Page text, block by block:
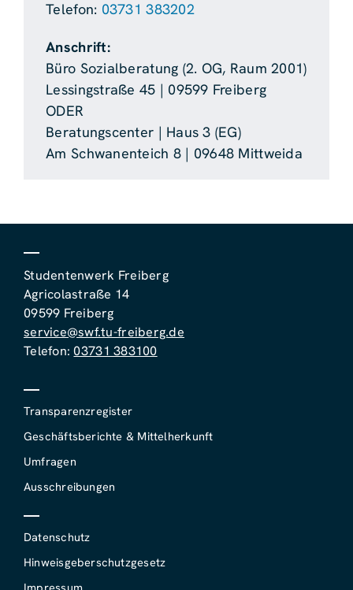
Telefon: 03731 383202
Anschrift:
Büro Sozialberatung (2. OG, Raum 2001)
Lessingstraße 45 | 09599 Freiberg
ODER
Beratungscenter | Haus 3 (EG)
Am Schwanenteich 8 | 09648 Mittweida
Studentenwerk Freiberg
Agricolastraße 14
09599 Freiberg
service@swf.tu-freiberg.de
Telefon:03731 383100
Transparenzregister
Geschäftsberichte & Mittelherkunft
Umfragen
Ausschreibungen
Datenschutz
Hinweisgeberschutzgesetz